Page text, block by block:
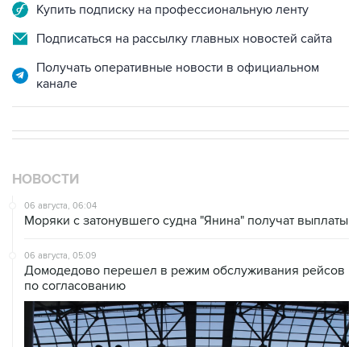
Купить подписку на профессиональную ленту
Подписаться на рассылку главных новостей сайта
Получать оперативные новости в официальном
канале
НОВОСТИ
06 августа, 06:04
Моряки с затонувшего судна "Янина" получат выплаты
06 августа, 05:09
Домодедово перешел в режим обслуживания рейсов
по согласованию